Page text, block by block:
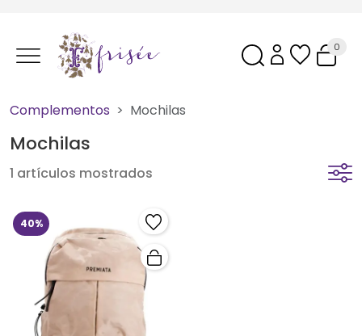
0
Complementos Mochilas
Mochilas
1 artículos mostrados
40%